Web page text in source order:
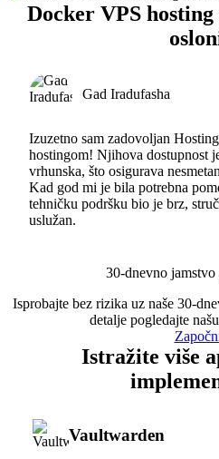
Docker VPS
Gad Iradufasha
Izuzetno sam zadovoljan
hostingom! Njihova dostupnost
vrhunska, što osigurava
Kad god mi je bila potrebna
tehničku podršku bio je brz,
uslužan.
30-dnevno jamstvo
Isprobajte bez rizika uz naše 30-
detalje pogledajte našu
Istražite više
Vaultwarden